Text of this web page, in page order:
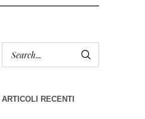
ARTICOLI RECENTI